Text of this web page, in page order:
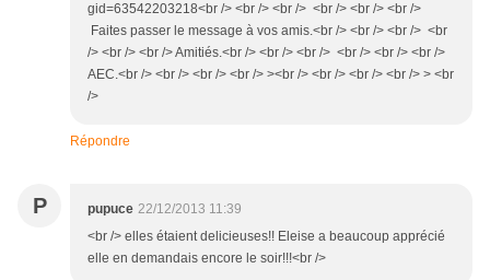
gid=63542203218<br /> <br /> <br /> <br /> <br /> <br />
Faites passer le message à vos amis.<br /> <br /> <br /> <br
/> <br /> <br /> Amitiés.<br /> <br /> <br /> <br /> <br /> <br />
AEC.<br /> <br /> <br /> <br /> ><br /> <br /> <br /> <br /> > <br
/>
Répondre
P pupuce 22/12/2013 11:39
<br /> elles étaient delicieuses!! Eleise a beaucoup apprécié
elle en demandais encore le soir!!!<br />